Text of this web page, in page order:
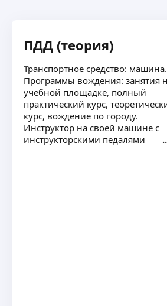
ПДД (теория)
Транспортное средство: машина.
Программы вождения: занятия
учебной площадке, полный
практический курс,
курс, вождение по городу.
Инструктор на своей машине с
инструкторскими педалями